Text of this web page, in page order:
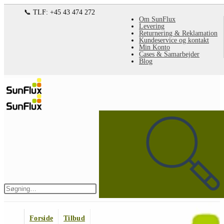
Om SunFlux
Levering
Returnering & Reklamation
Kundeservice og kontakt
Min Konto
Cases & Samarbejder
Blog
📞 TLF: +45 43 474 272
Forside
Tilbud